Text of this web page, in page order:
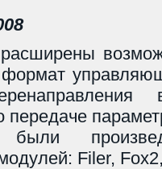
передаче
были
Filer,